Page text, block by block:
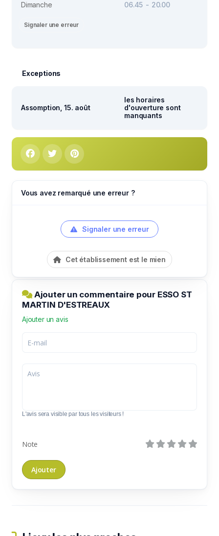
Dimanche
06.45 - 20.00
Signaler une erreur
Exceptions
Assomption, 15. août
les horaires
d'ouverture sont
manquants
Vous avez remarqué une erreur ?
Signaler une erreur
Cet établissement est le mien
Ajouter un commentaire pour ESSO ST
MARTIN D'ESTREAUX
Ajouter un avis
L'avis sera visible par tous les visiteurs !
Note